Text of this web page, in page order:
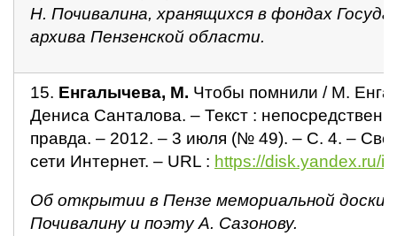
Н. Почивалина, хранящихся в фондах
архива Пензенской области.
15. Енгалычева, М. Чтобы помнили / М.
Дениса Санталова. – Текст :
правда. – 2012. – 3 июля (№ 49). – С. 4. –
сети Интернет. – URL : https://disk.yandex.ru/
Об открытии в Пензе мемориальной доски
Почивалину и поэту А. Сазонову.